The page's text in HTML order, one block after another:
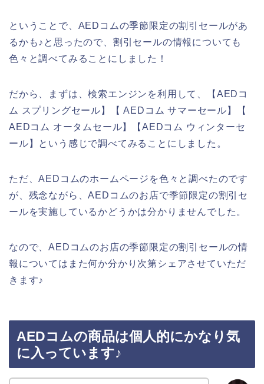
ということで、AEDコムの季節限定の割引セールがあ
るかも♪と思ったので、割引セールの情報についても
色々と調べてみることにしました！
だから、まずは、検索エンジンを利用して、【AEDコ
ム スプリングセール】【 AEDコム サマーセール】【
AEDコム オータムセール】【AEDコム ウィンターセ
ール】という感じで調べてみることにしました。
ただ、AEDコムのホームページを色々と調べたのです
が、残念ながら、AEDコムのお店で季節限定の割引セ
ールを実施しているかどうかは分かりませんでした。
なので、AEDコムのお店の季節限定の割引セールの情
報についてはまた何か分かり次第シェアさせていただ
きます♪
AEDコムの商品は個人的にかなり気
に入っています♪